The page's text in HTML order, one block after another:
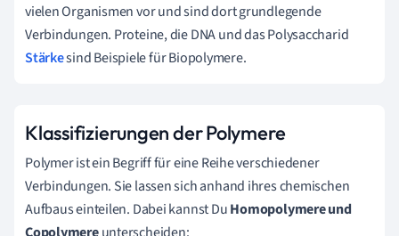
vielen Organismen vor und sind dort grundlegende
Verbindungen. Proteine, die DNA und das Polysaccharid
Stärkesind Beispiele für Biopolymere.
Klassifizierungen der Polymere
Polymer ist ein Begriff für eine Reihe verschiedener
Verbindungen. Sie lassen sich anhand ihres chemischen
Aufbaus einteilen. Dabei kannst DuHomopolymere und
Copolymereunterscheiden: